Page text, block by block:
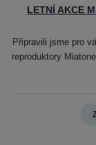
LETNÍ AKCE
Připravili jsme pro
reproduktory